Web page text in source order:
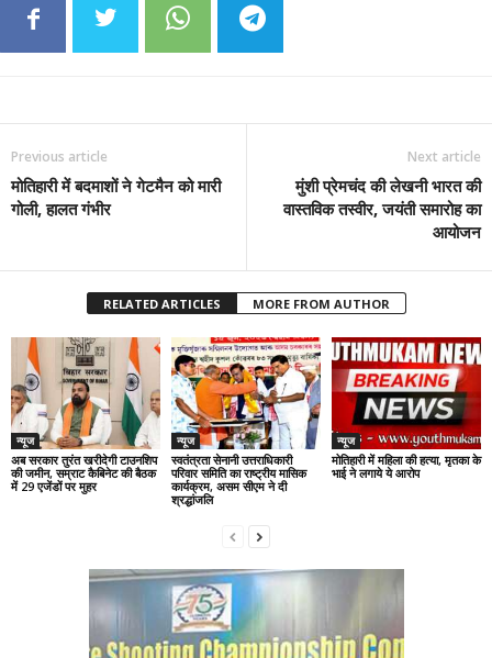
Previous article
मोतिहारी में बदमाशों ने गेटमैन को मारी
गोली, हालत गंभीर
Next article
मुंशी प्रेमचंद की लेखनी भारत की
वास्तविक तस्वीर, जयंती समारोह का
आयोजन
RELATED ARTICLES MORE FROM AUTHOR
न्यूज
अब सरकार तुरंत खरीदेगी टाउनशिप
की जमीन, सम्राट कैबिनेट की बैठक
में 29 एजेंडों पर मुहर
न्यूज
स्वतंत्रता सेनानी उत्तराधिकारी
परिवार समिति का राष्ट्रीय मासिक
कार्यक्रम, असम सीएम ने दी
श्रद्धांजलि
न्यूज
मोतिहारी में महिला की हत्या, मृतका के
भाई ने लगाये ये आरोप